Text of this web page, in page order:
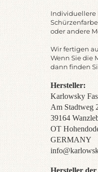
Individuellere
oder andere
Wir fertigen
Wenn Sie die
dann finden
Hersteller:
Karlowsky
Am Stadtweg
39164
OT
GERMANY
Hersteller der